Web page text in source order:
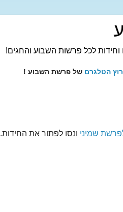
לכל פרשות השבוע והחגים!
הטלגרם של פרשת השבוע !
שמיני ונסו לפתור את החידות.